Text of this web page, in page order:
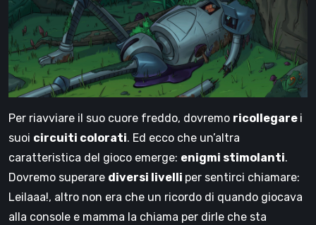
Per riavviare il suo cuore freddo, dovremo ricollegare i
suoi circuiti colorati. Ed ecco che un’altra
caratteristica del gioco emerge: enigmi stimolanti.
Dovremo superare diversi livelli per sentirci chiamare:
Leilaaa!, altro non era che un ricordo di quando giocava
alla console e mamma la chiama per dirle che sta